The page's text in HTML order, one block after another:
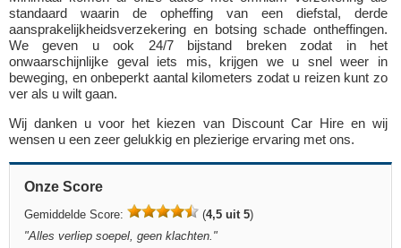
standaard waarin de opheffing van een diefstal, derde
aansprakelijkheidsverzekering en botsing schade ontheffingen.
We geven u ook 24/7 bijstand breken zodat in het
onwaarschijnlijke geval iets mis, krijgen we u snel weer in
beweging, en onbeperkt aantal kilometers zodat u reizen kunt zo
ver als u wilt gaan.
Wij danken u voor het kiezen van Discount Car Hire en wij
wensen u een zeer gelukkig en plezierige ervaring met ons.
Onze Score
Gemiddelde Score: (4,5 uit 5)
"Alles verliep soepel, geen klachten."